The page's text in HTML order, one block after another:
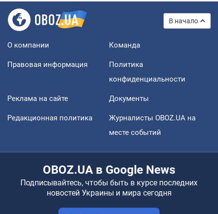
В начало
О компании Команда
Правовая информация
Политика
конфиденциальности
Реклама на сайте Документы
Редакционная политика
Журналисты OBOZ.UA на
месте событий
OBOZ.UA в Google News
Подписывайтесь, чтобы быть в курсе последних
новостей Украины и мира сегодня